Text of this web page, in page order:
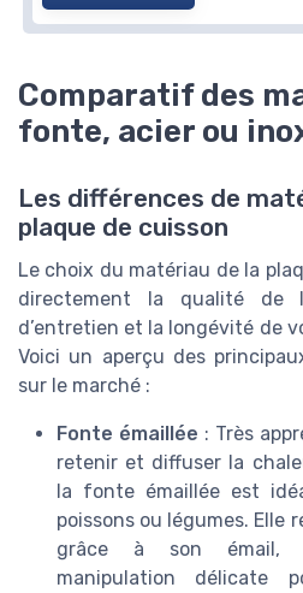
Comparatif des
fonte, acier ou
Les différences de
plaque de cuisson
Le choix du matériau de la
directement la qualité de
d’entretien et la longévité de
Voici un aperçu des
sur le marché :
Fonte émaillée : Très
retenir et diffuser la
la fonte émaillée est
poissons ou légumes. Elle
grâce à son émail,
manipulation délicate